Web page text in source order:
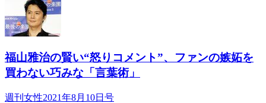
福山雅治の賢い“怒りコメント”、ファンの嫉妬を
買わない巧みな「言葉術」
週刊女性2021年8月10日号